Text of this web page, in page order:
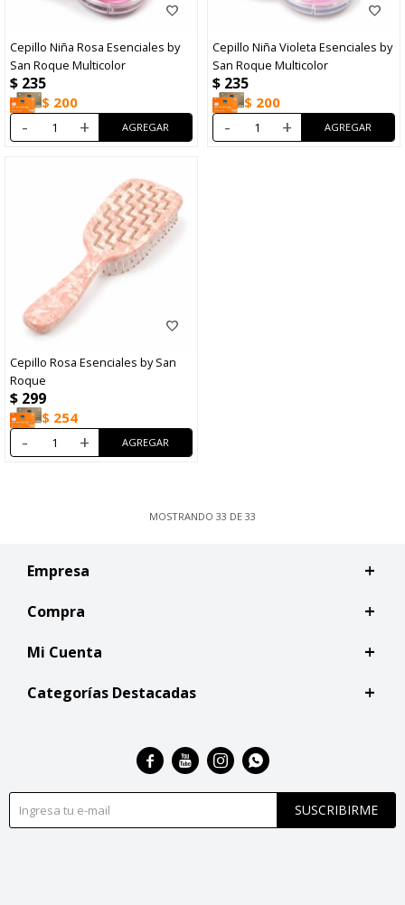
Cepillo Niña Rosa Esenciales by
San Roque Multicolor
$ 235
$ 200
- +
Cepillo Niña Violeta Esenciales by
San Roque Multicolor
$ 235
$ 200
- +
Cepillo Rosa Esenciales by San
Roque
$ 299
$ 254
- +
MOSTRANDO 33 DE 33
Empresa
Compra
Mi Cuenta
Categorías Destacadas
SUSCRIBIRME
   